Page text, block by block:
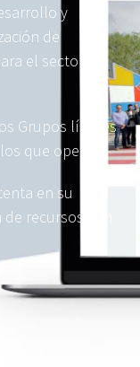
y
de
el sector
Grupos líderes
que opera.
en su
recursos con